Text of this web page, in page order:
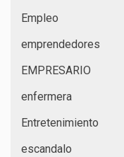
Empleo
emprendedores
EMPRESARIO
enfermera
Entretenimiento
escandalo